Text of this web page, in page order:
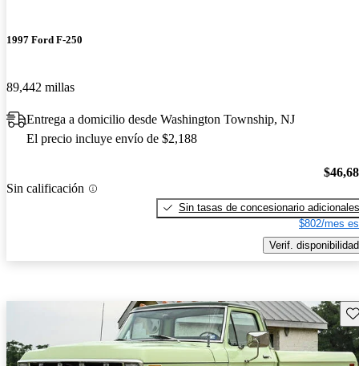
1997 Ford F-250
89,442 millas
Entrega a domicilio desde Washington Township, NJ
El precio incluye envío de $2,188
Sin calificación
Sin tasas de concesionario adicionales
$802/mes
Verif. disponibilidad